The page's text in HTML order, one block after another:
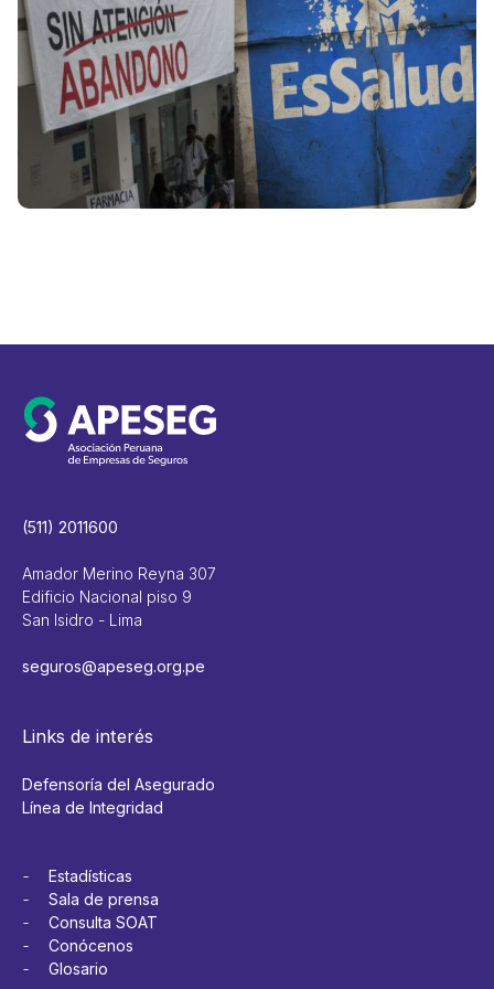
(511) 2011600
Amador Merino Reyna 307
Edificio Nacional piso 9
San Isidro - Lima
seguros@apeseg.org.pe
Links de interés
Defensoría del Asegurado
Línea de Integridad
Estadísticas
Sala de prensa
Consulta SOAT
Conócenos
Glosario